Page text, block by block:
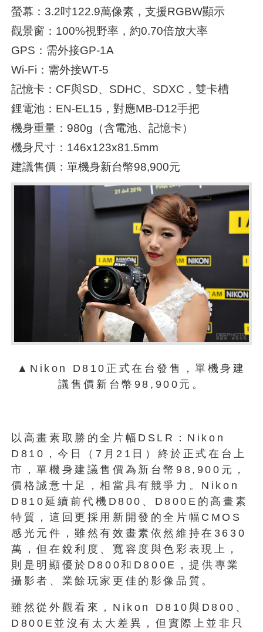
螢幕：3.2吋122.9萬像素，支援RGBW顯示
觀景窗：100%視野率，約0.70倍放大率
GPS：需外接GP-1A
Wi-Fi：需外接WT-5
記憶卡：CF與SD、SDHC、SDXC，雙卡槽
鋰電池：EN-EL15，對應MB-D12手把
機身重量：980g（含電池、記憶卡）
機身尺寸：146x123x81.5mm
建議售價：單機身新台幣98,900元
▲Nikon D810正式在台發售，單機身建
議售價新台幣98,900元。
以高畫素取勝的全片幅DSLR：Nikon
D810，今日（7月21日）終於正式在台上
市，單機身建議售價為新台幣98,900元，
價格誠意十足，相當具有競爭力。Nikon
D810延續前代機D800、D800E的高畫素
特質，這回更採用新開發的全片幅CMOS
感光元件，雖然有效畫素依然維持在3630
萬，但在銳利度、寬容度與色彩表現上，
則是明顯優於D800和D800E，提供專業
攝影者、業餘玩家更佳的影像品質。
雖然從外觀看來，Nikon D810與D800、
D800E並沒有太大差異，但實際上並非只